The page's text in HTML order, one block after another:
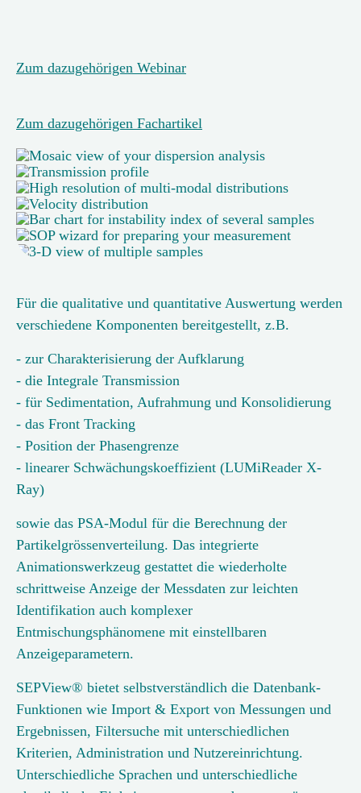
Zum dazugehörigen Webinar
Zum dazugehörigen Fachartikel
Für die qualitative und quantitative Auswertung werden
verschiedene Komponenten bereitgestellt, z.B.
- zur Charakterisierung der Aufklarung
- die Integrale Transmission
- für Sedimentation, Aufrahmung und Konsolidierung
- das Front Tracking
- Position der Phasengrenze
- linearer Schwächungskoeffizient (LUMiReader X-
Ray)
sowie das PSA-Modul für die Berechnung der
Partikelgrössenverteilung. Das integrierte
Animationswerkzeug gestattet die wiederholte
schrittweise Anzeige der Messdaten zur leichten
Identifikation auch komplexer
Entmischungsphänomene mit einstellbaren
Anzeigeparametern.
SEPView® bietet selbstverständlich die Datenbank-
Funktionen wie Import & Export von Messungen und
Ergebnissen, Filtersuche mit unterschiedlichen
Kriterien, Administration und Nutzereinrichtung.
Unterschiedliche Sprachen und unterschiedliche